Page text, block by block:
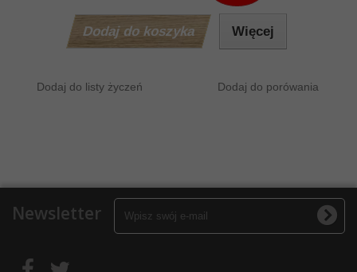
Dodaj do koszyka Więcej
Dodaj do listy życzeń Dodaj do porówania
Newsletter